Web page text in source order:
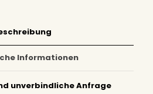
Informationen
unverbindliche Anfrage